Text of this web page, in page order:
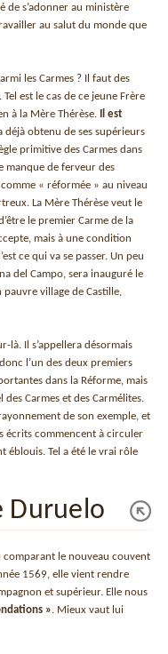
de s’adonner au ministère
au salut du monde que
les Carmes ? Il faut des
est le cas de ce jeune Frère
à la Mère Thérèse.
Il est
déjà obtenu de ses supérieurs
primitive des Carmes dans
manque de ferveur des
« réformée » au niveau
La Mère Thérèse veut le
le premier Carme de la
mais à une condition
ce qui va se passer. Un peu
del Campo, sera inauguré le
village de Castille,
là. Il s’appellera désormais
l’un des deux premiers
dans la Réforme, mais
Carmes et des Carmélites.
de son exemple, et
écrits commencent à circuler
éblouis. Tel a été le vrai rôle
Duruelo
comparant le nouveau couvent
1569, elle vient rendre
et supérieur. Elle nous
». Mieux vaut lui